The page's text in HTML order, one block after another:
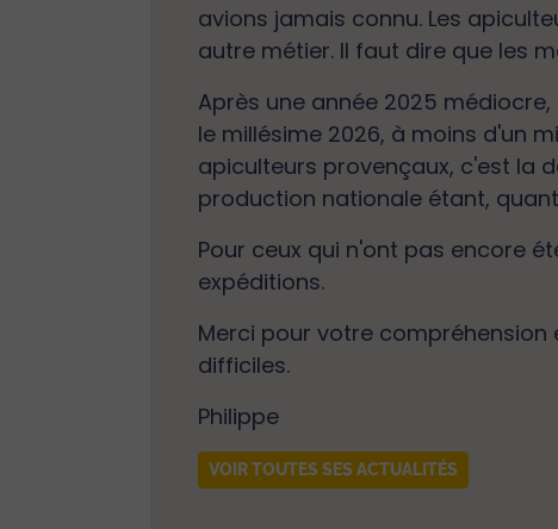
avions jamais connu. Les
autre métier. Il faut dire que les
Après une année 2025
le millésime 2026, à moins d'un
apiculteurs provençaux, c'est la
production nationale étant,
Pour ceux qui n'ont pas encore
expéditions.
Merci pour votre
difficiles.
Philippe
VOIR TOUTES SES ACTUALITÉS